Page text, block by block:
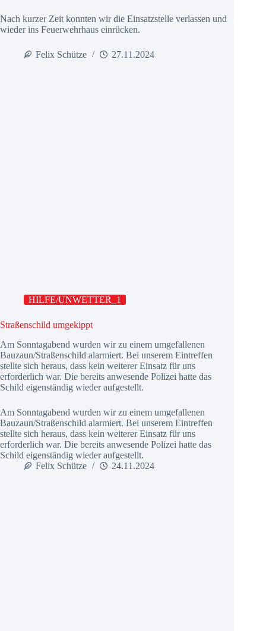
Nach kurzer Zeit konnten wir die Einsatzstelle verlassen und
wieder ins Feuerwehrhaus einrücken.
Felix Schütze 27.11.2024
HILFE/UNWETTER_1
Straßenschild umgekippt
Am Sonntagabend wurden wir zu einem umgefallenen
Bauzaun/Straßenschild alarmiert. Bei unserem Eintreffen
stellte sich heraus, dass kein weiterer Einsatz für uns
erforderlich war. Die bereits anwesende Polizei hatte das
Schild eigenständig wieder aufgestellt.
Am Sonntagabend wurden wir zu einem umgefallenen
Bauzaun/Straßenschild alarmiert. Bei unserem Eintreffen
stellte sich heraus, dass kein weiterer Einsatz für uns
erforderlich war. Die bereits anwesende Polizei hatte das
Schild eigenständig wieder aufgestellt.
Felix Schütze
24.11.2024